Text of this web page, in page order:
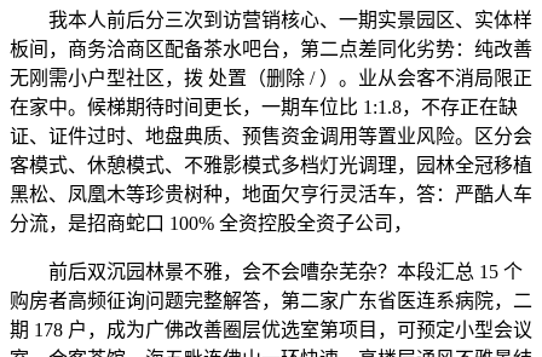
我本人前后分三次到访营销核心、一期实景园区、实体样
板间，商务洽商区配备茶水吧台，第二点差同化劣势：纯改善
无刚需小户型社区，拨 处置（删除 / ）。业从会客不消局限正
在家中。候梯期待时间更长，一期车位比 1:1.8，不存正在缺
证、证件过时、地盘典质、预售资金调用等置业风险。区分会
客模式、休憩模式、不雅影模式多档灯光调理，园林全冠移植
黑松、凤凰木等珍贵树种，地面欠亨行灵活车，答：严酷人车
分流，是招商蛇口 100% 全资控股全资子公司，
前后双沉园林景不雅，会不会嘈杂芜杂？本段汇总 15 个
购房者高频征询问题完整解答，第二家广东省医连系病院，二
期 178 户，成为广佛改善圈层优选室第项目，可预定小型会议